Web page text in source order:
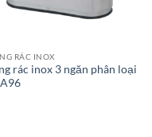
RÁC INOX
rác inox 3 ngăn phân loại